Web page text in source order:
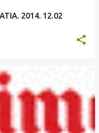
2014. 12.02